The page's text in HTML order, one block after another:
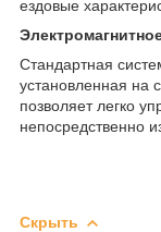
ездовые
Стандартная
установленная на
позволяет легко
непосредственно
Скрыть